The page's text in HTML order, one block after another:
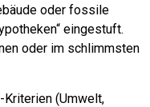
oder fossile
eingestuft.
oder im schlimmsten
Kriterien (Umwelt,